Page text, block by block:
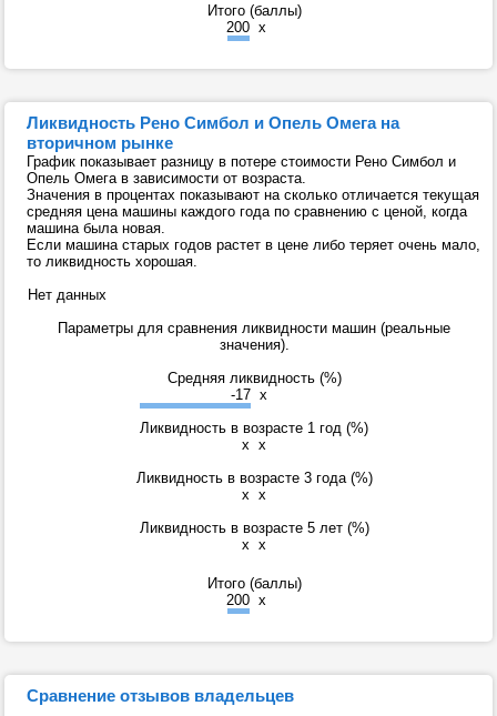
Итого (баллы)
200 x
Ликвидность Рено Симбол и Опель Омега на
вторичном рынке
График показывает разницу в потере стоимости Рено Симбол и
Опель Омега в зависимости от возраста.
Значения в процентах показывают на сколько отличается текущая
средняя цена машины каждого года по сравнению с ценой, когда
машина была новая.
Если машина старых годов растет в цене либо теряет очень мало,
то ликвидность хорошая.
Нет данных
Параметры для сравнения ликвидности машин (реальные
значения).
Средняя ликвидность (%)
-17 x
Ликвидность в возрасте 1 год (%)
x x
Ликвидность в возрасте 3 года (%)
x x
Ликвидность в возрасте 5 лет (%)
x x
Итого (баллы)
200 x
Сравнение отзывов владельцев